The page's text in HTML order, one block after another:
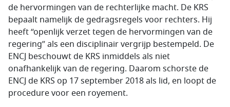
de hervormingen van de rechterlijke macht. De KRS
bepaalt namelijk de gedragsregels voor rechters. Hij
heeft “openlijk verzet tegen de hervormingen van de
regering” als een disciplinair vergrijp bestempeld. De
ENCJ beschouwt de KRS inmiddels als niet
onafhankelijk van de regering. Daarom schorste de
ENCJ de KRS op 17 september 2018 als lid, en loopt de
procedure voor een royement.